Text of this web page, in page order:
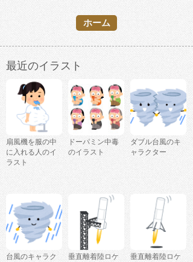
ホーム
最近のイラスト
扇風機を服の中
に入れる人のイ
ラスト
ドーパミン中毒
のイラスト
ダブル台風のキ
ャラクター
台風のキャラク
垂直離着陸ロケ
垂直離着陸ロケ